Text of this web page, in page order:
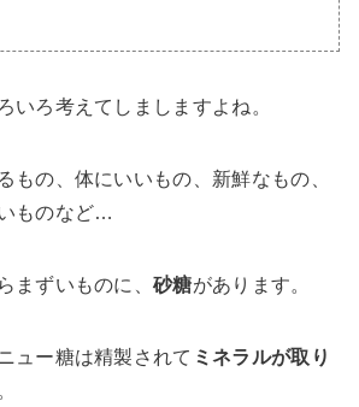
いろ考えてしましますよね。
もの、体にいいもの、新鮮なもの、
ものなど…
まずいものに、砂糖があります。
ュー糖は精製されて ミネラルが取り